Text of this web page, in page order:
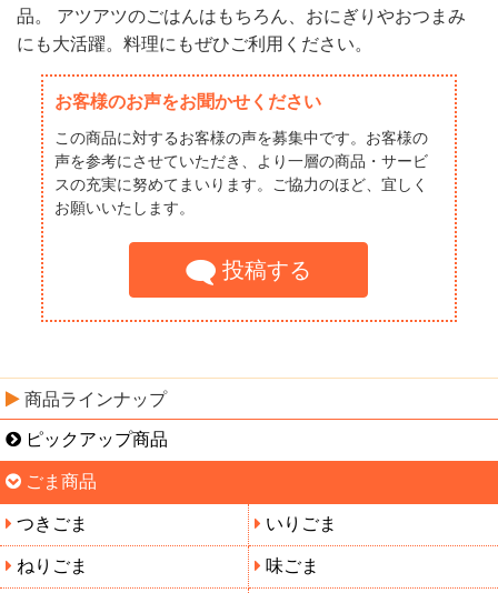
品。 アツアツのごはんはもちろん、おにぎりやおつまみ
にも大活躍。料理にもぜひご利用ください。
お客様のお声をお聞かせください
この商品に対するお客様の声を募集中です。お客様の
声を参考にさせていただき、より一層の商品・サービ
スの充実に努めてまいります。ご協力のほど、宜しく
お願いいたします。
投稿する
商品ラインナップ
ピックアップ商品
ごま商品
つきごま いりごま
ねりごま 味ごま